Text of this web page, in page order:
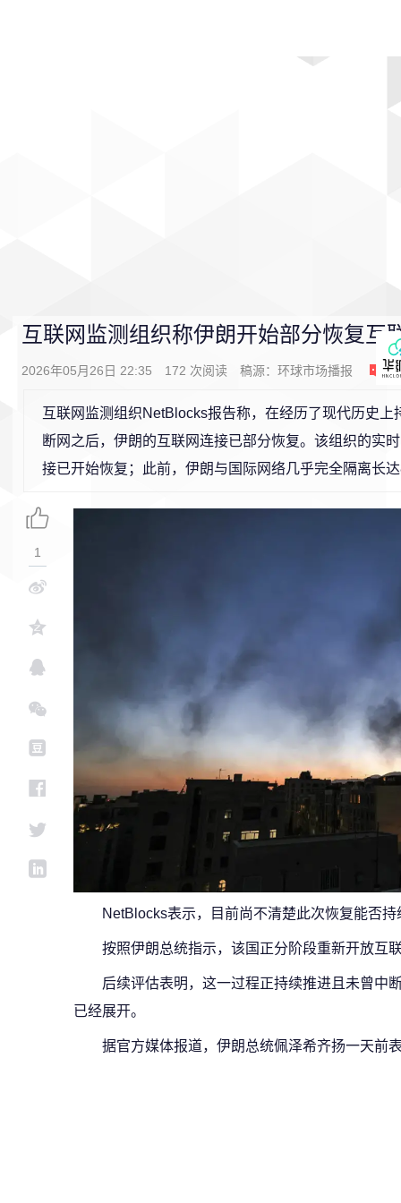
互联网监测组织称伊朗开始部分恢复互
2026年05月26日 22:35 172 次阅读 稿源： 环球市场播报 0
互联网监测组织NetBlocks报告称，在经历了现代历史上
断网之后，伊朗的互联网连接已部分恢复。该组织的实
接已开始恢复；此前，伊朗与国际网络几乎完全隔离长
NetBlocks表示，目前尚不清楚此次恢复能否持
按照伊朗总统指示，该国正分阶段重新开放互
后续评估表明，这一过程正持续推进且未曾中
已经展开。
据官方媒体报道，伊朗总统佩泽希齐扬一天前
1